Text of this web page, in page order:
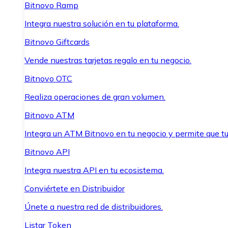
Bitnovo Ramp
Integra nuestra solución en tu plataforma.
Bitnovo Giftcards
Vende nuestras tarjetas regalo en tu negocio.
Bitnovo OTC
Realiza operaciones de gran volumen.
Bitnovo ATM
Integra un ATM Bitnovo en tu negocio y permite que
Bitnovo API
Integra nuestra API en tu ecosistema.
Conviértete en Distribuidor
Únete a nuestra red de distribuidores.
Listar Token